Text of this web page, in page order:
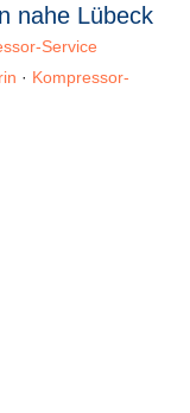
nahe Lübeck
Service
· Kompressor-